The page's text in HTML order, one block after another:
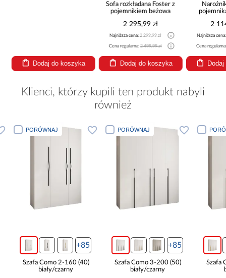
Dodaj do koszyka
Sofa rozkładana Foster z
pojemnikiem beżowa
2 295,99 zł
Najniższa cena:2 299,99 zł
Cena regularna:2 499,99 zł
Dodaj do koszyka
2
Najniższa
Cena
Klienci, którzy kupili ten produkt nabyli
również
PORÓWNAJ
+85
Szafa Como 2-160 (40)
biały/czarny
PORÓWNAJ
+85
Szafa Como 3-200 (50)
biały/czarny
Szafa